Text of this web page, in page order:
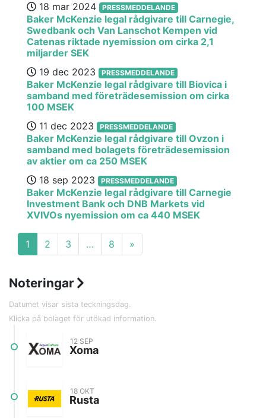
18 mar 2024
PRESSMEDDELANDE
Baker McKenzie legal rådgivare till Carnegie,
Swedbank och Van Lanschot Kempen vid
Catenas riktade nyemission om cirka 2,1
miljarder SEK
19 dec 2023
PRESSMEDDELANDE
Baker McKenzie legal rådgivare till Biovica i
samband med företrädesemission om cirka
100 MSEK
11 dec 2023
PRESSMEDDELANDE
Baker McKenzie legal rådgivare till Ovzon i
samband med bolagets företrädesemission
av aktier om ca 250 MSEK
18 sep 2023
PRESSMEDDELANDE
Baker McKenzie legal rådgivare till Carnegie
Investment Bank och DNB Markets vid
XVIVOs nyemission om ca 440 MSEK
1 2 3 … 8 »
Noteringar
Datumet visar sista teckningsdag.
Klicka på bolaget för utökad information.
12 SEP
Xoma
Lista
Teckningsperiod
18 OKT
Rusta